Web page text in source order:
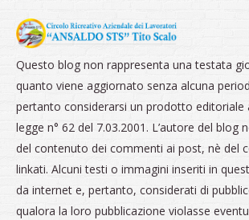
opensopens
Questo blog non rappresenta una testata
quanto viene aggiornato senza alcuna
pertanto considerarsi un prodotto editoriale
legge n° 62 del 7.03.2001. L’autore del blog
del contenuto dei commenti ai post, nè del
linkati. Alcuni testi o immagini inseriti in
da internet e, pertanto, considerati di
qualora la loro pubblicazione violasse